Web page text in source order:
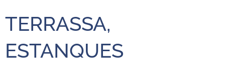
TERRASSA,
ESTANQUES